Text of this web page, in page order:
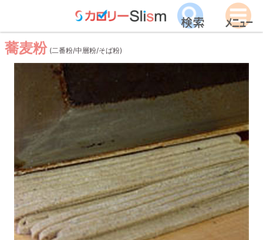
蕎麦粉 (二番粉/中層粉/そば粉)